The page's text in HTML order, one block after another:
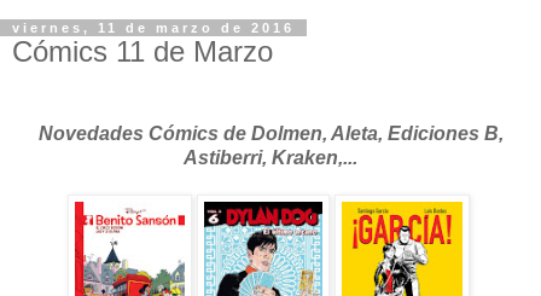
viernes, 11 de marzo de 2016
Cómics 11 de Marzo
Novedades Cómics de Dolmen, Aleta, Ediciones B,
Astiberri, Kraken,...